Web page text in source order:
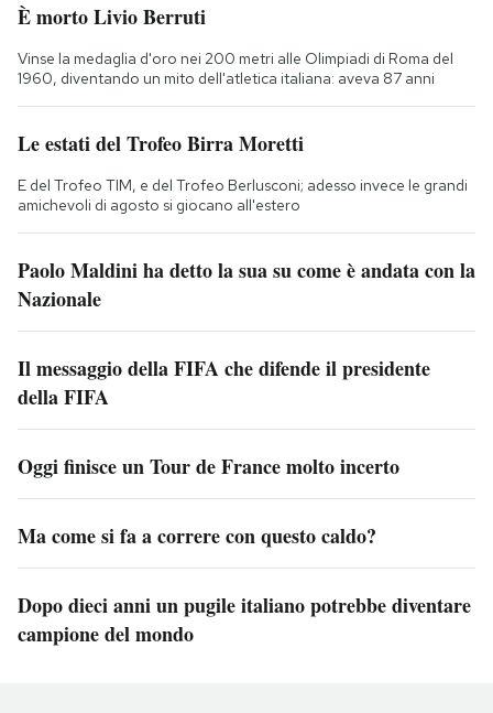
È morto Livio Berruti
Vinse la medaglia d'oro nei 200 metri alle Olimpiadi di Roma del
1960, diventando un mito dell'atletica italiana: aveva 87 anni
Le estati del Trofeo Birra Moretti
E del Trofeo TIM, e del Trofeo Berlusconi; adesso invece le grandi
amichevoli di agosto si giocano all'estero
Paolo Maldini ha detto la sua su come è andata con la
Nazionale
Il messaggio della FIFA che difende il presidente
della FIFA
Oggi finisce un Tour de France molto incerto
Ma come si fa a correre con questo caldo?
Dopo dieci anni un pugile italiano potrebbe diventare
campione del mondo